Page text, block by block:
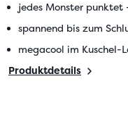
jedes Monster punktet
spannend bis zum
megacool im Kuschel-
Produktdetails